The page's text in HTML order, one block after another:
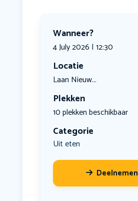
Wanneer?
4 July 2026 | 12:30
Locatie
Laan Nieuw...
Plekken
10 plekken beschikbaar
Categorie
Uit eten
Deelnemen